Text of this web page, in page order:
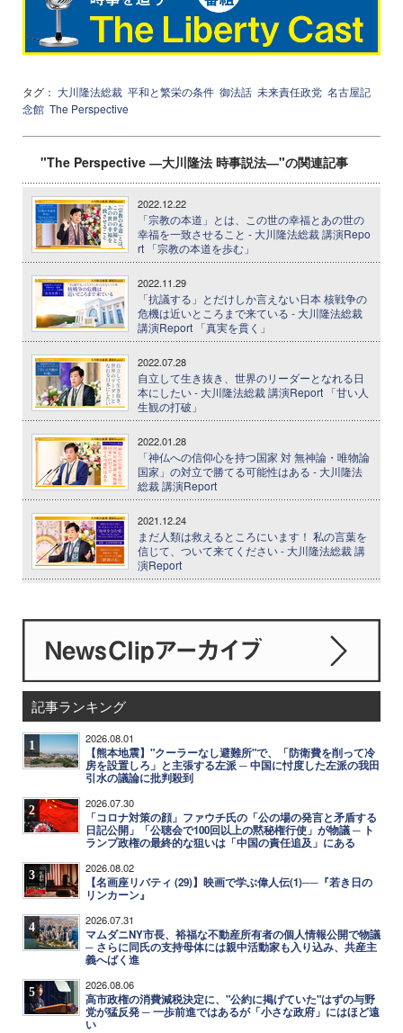
タグ： 大川隆法総裁 平和と繁栄の条件 御法話 未来責任政党 名古屋記
念館 The Perspective
"The Perspective ―大川隆法 時事説法―"の関連記事
2022.12.22
「宗教の本道」とは、この世の幸福とあの世の
幸福を一致させること - 大川隆法総裁 講演Repo
rt 「宗教の本道を歩む」
2022.11.29
「抗議する」とだけしか言えない日本 核戦争の
危機は近いところまで来ている - 大川隆法総裁
講演Report 「真実を貫く」
2022.07.28
自立して生き抜き、世界のリーダーとなれる日
本にしたい - 大川隆法総裁 講演Report 「甘い人
生観の打破」
2022.01.28
「神仏への信仰心を持つ国家 対 無神論・唯物論
国家」の対立で勝てる可能性はある - 大川隆法
総裁 講演Report
2021.12.24
まだ人類は救えるところにいます！ 私の言葉を
信じて、ついて来てください - 大川隆法総裁 講
演Report
記事ランキング
1 2026.08.01
【熊本地震】"クーラーなし避難所"で、「防衛費を削って冷
房を設置しろ」と主張する左派 ─ 中国に忖度した左派の我田
引水の議論に批判殺到
2 2026.07.30
「コロナ対策の顔」ファウチ氏の「公の場の発言と矛盾する
日記公開」「公聴会で100回以上の黙秘権行使」が物議 ─ ト
ランプ政権の最終的な狙いは「中国の責任追及」にある
3 2026.08.02
【名画座リバティ (29)】映画で学ぶ偉人伝(1)──『若き日の
リンカーン』
4 2026.07.31
マムダニNY市長、裕福な不動産所有者の個人情報公開で物議
─ さらに同氏の支持母体には親中活動家も入り込み、共産主
義へばく進
5 2026.08.06
高市政権の消費減税決定に、"公約に掲げていた"はずの与野
党が猛反発 ─ 一歩前進ではあるが「小さな政府」にはほど遠
い